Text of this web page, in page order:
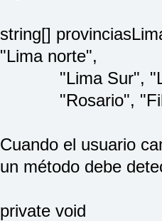
string[]
"Lima norte",
"Lima Sur",
"Rosario",
Cuando el usuario
un método debe
private void